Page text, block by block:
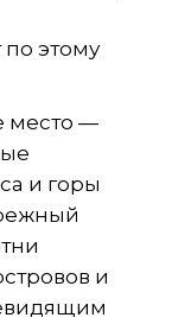
этому
место —
и горы
и